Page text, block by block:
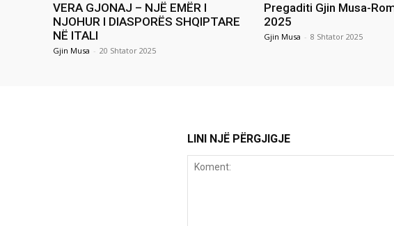
VERA GJONAJ – NJË EMËR I
NJOHUR I DIASPORËS SHQIPTARE
NË ITALI
Gjin Musa - 20 Shtator 2025
Pregaditi Gjin Musa-
2025
Gjin Musa - 8 Shtator 2025
LINI NJË PËRGJIGJE